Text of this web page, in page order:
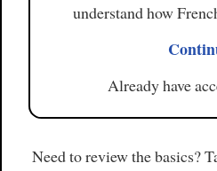
understand how
Already have
Need to review the basics?